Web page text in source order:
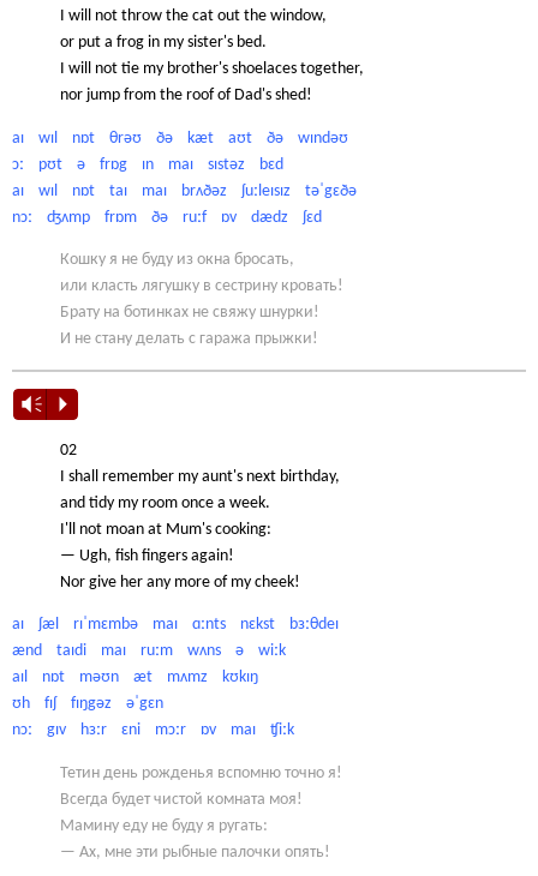
I will not throw the cat out the window,
or put a frog in my sister's bed.
I will not tie my brother's shoelaces together,
nor jump from the roof of Dad's shed!
aɪ wɪl nɒt θrəʊ ðə kæt aʊt ðə wɪndəʊ
ɔː pʊt ə frɒg ɪn maɪ sɪstəz bɛd
aɪ wɪl nɒt taɪ maɪ brʌðəz ʃuːleɪsɪz təˈgɛðə
nɔː ʤʌmp frɒm ðə ruːf ɒv dædz ʃɛd
Кошку я не буду из окна бросать,
или класть лягушку в сестрину кровать!
Брату на ботинках не свяжу шнурки!
И не стану делать с гаража прыжки!
Vm P
02
I shall remember my aunt's next birthday,
and tidy my room once a week.
I'll not moan at Mum's cooking:
— Ugh, fish fingers again!
Nor give her any more of my cheek!
aɪ ʃæl rɪˈmɛmbə maɪ ɑːnts nɛkst bɜːθdeɪ
ænd taɪdi maɪ ruːm wʌns ə wiːk
aɪl nɒt məʊn æt mʌmz kʊkɪŋ
ʊh fɪʃ fɪŋgəz əˈgɛn
nɔː gɪv hɜːr ɛni mɔːr ɒv maɪ ʧiːk
Тетин день рожденья вспомню точно я!
Всегда будет чистой комната моя!
Мамину еду не буду я ругать:
— Ах, мне эти рыбные палочки опять!